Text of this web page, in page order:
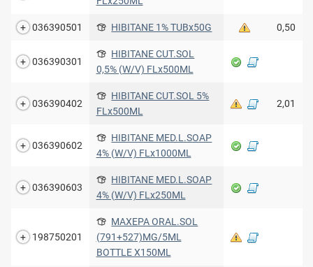
036390501 HIBITANE 1% TUBx50G 0,50
036390301
HIBITANE CUT.SOL
0,5% (W/V) FLx500ML
036390402
HIBITANE CUT.SOL 5%
FLx500ML
2,01
036390602
HIBITANE MED.L.SOAP
4% (W/V) FLx1000ML
036390603
HIBITANE MED.L.SOAP
4% (W/V) FLx250ML
198750201
MAXEPA ORAL.SOL
(791+527)MG/5ML
BOTTLE X150ML